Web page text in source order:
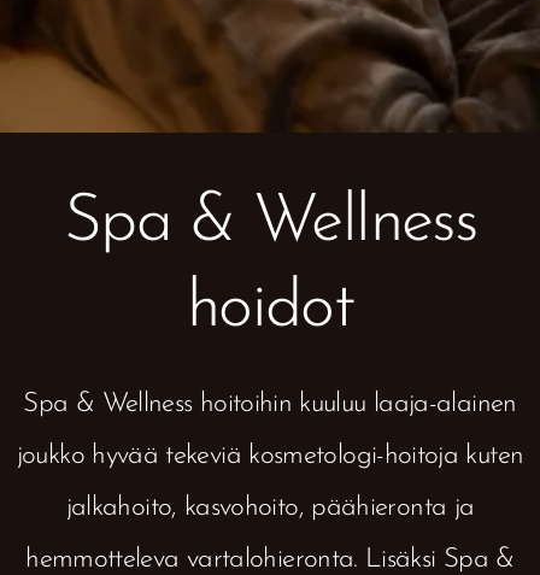
Spa & Wellness
hoidot
Spa & Wellness hoitoihin kuuluu laaja-alainen
joukko hyvää tekeviä kosmetologi-hoitoja kuten
jalkahoito, kasvohoito, päähieronta ja
hemmotteleva vartalohieronta. Lisäksi Spa &